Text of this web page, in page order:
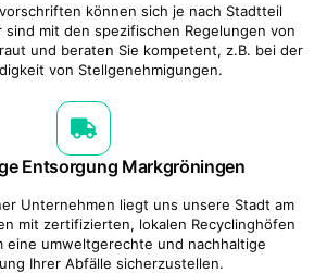
können sich je nach Stadtteil
sind mit den spezifischen Regelungen von
und beraten Sie kompetent, z.B. bei der
von Stellgenehmigungen.
Entsorgung Markgröningen
Unternehmen liegt uns unsere Stadt am
mit zertifizierten, lokalen Recyclinghöfen
eine umweltgerechte und nachhaltige
Ihrer Abfälle sicherzustellen.